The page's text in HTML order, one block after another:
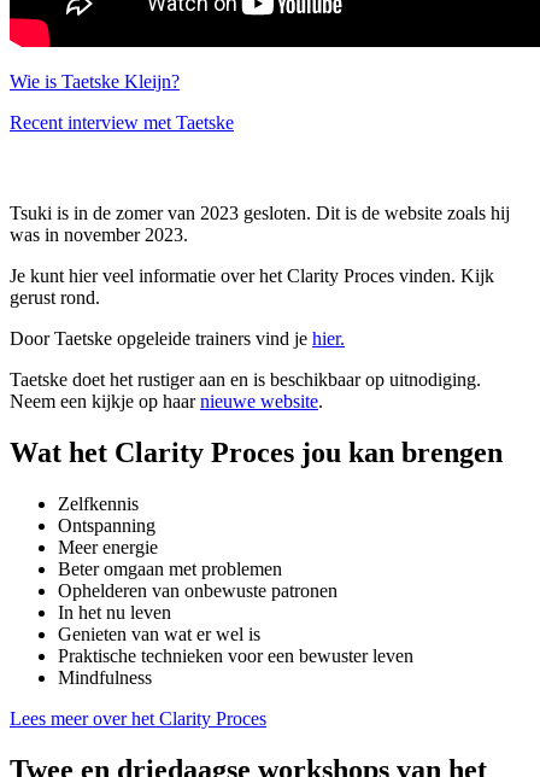
Wie is Taetske Kleijn?
Recent interview met Taetske
Tsuki is in de zomer van 2023 gesloten. Dit is de website zoals hij
was in november 2023.
Je kunt hier veel informatie over het Clarity Proces vinden. Kijk
gerust rond.
Door Taetske opgeleide trainers vind je hier.
Taetske doet het rustiger aan en is beschikbaar op uitnodiging.
Neem een kijkje op haarnieuwe website.
Wat het Clarity Proces jou kan brengen
Zelfkennis
Ontspanning
Meer energie
Beter omgaan met problemen
Ophelderen van onbewuste patronen
In het nu leven
Genieten van wat er wel is
Praktische technieken voor een bewuster leven
Mindfulness
Lees meer over het Clarity Proces
Twee en driedaagse workshops van het